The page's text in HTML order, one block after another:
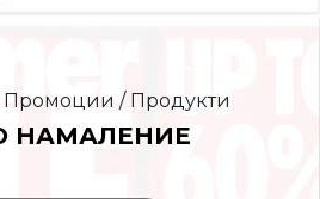
Промоции / Продукти
НАМАЛЕНИЕ